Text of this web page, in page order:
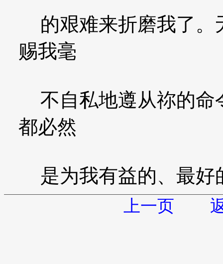
的艰难来折磨我了。
赐我毫
不自私地遵从祢的命
都必然
是为我有益的、最好
上一页